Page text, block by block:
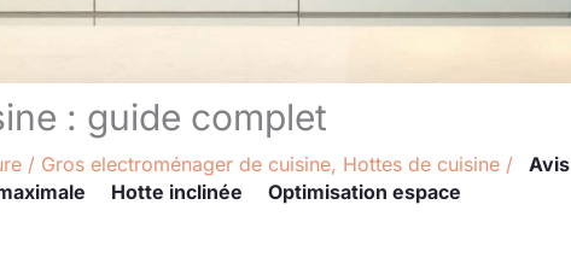
: guide complet
/ Gros electroménager de cuisine, Hottes de cuisine /
Avis
Hotte inclinée Optimisation espace